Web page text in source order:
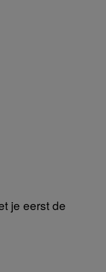
je eerst de